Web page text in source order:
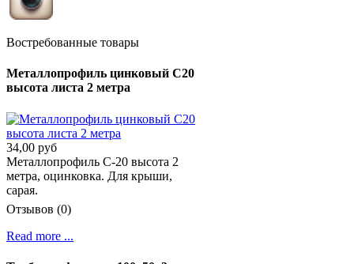
Востребованные товары
Металлопрофиль цинковый С20
высота листа 2 метра
34,00 руб
Металлопрофиль C-20 высота 2
метра, оцинковка. Для крыши,
сарая.
Отзывов (0)
Read more ...